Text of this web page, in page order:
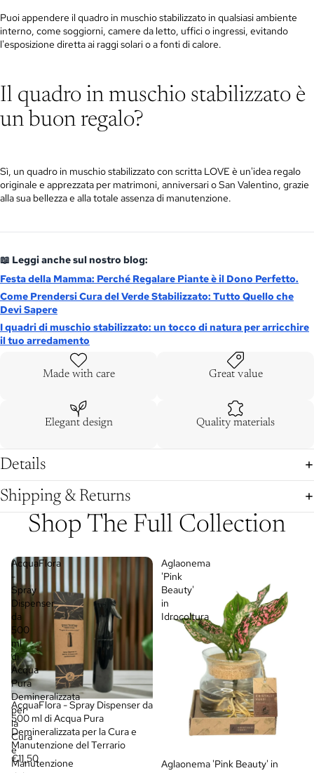
Puoi appendere il quadro in muschio stabilizzato in qualsiasi ambiente
interno, come soggiorni, camere da letto, uffici o ingressi, evitando
l'esposizione diretta ai raggi solari o a fonti di calore.
Il quadro in muschio stabilizzato è
un buon regalo?
Sì, un quadro in muschio stabilizzato con scritta LOVE è un'idea regalo
originale e apprezzata per matrimoni, anniversari o San Valentino, grazie
alla sua bellezza e alla totale assenza di manutenzione.
📖 Leggi anche sul nostro blog:
Festa della Mamma: Perché Regalare Piante è il Dono Perfetto.
Come Prendersi Cura del Verde Stabilizzato: Tutto Quello che
Devi Sapere
I quadri di muschio stabilizzato: un tocco di natura per arricchire
il tuo arredamento
Made with care Great value
Elegant design Quality materials
Details
Shipping & Returns
Shop The Full Collection
AcquaFlora
-
Spray
Dispenser
da
500
ml
di
Acqua
Pura
Demineralizzata
per
la
Cura
e
Manutenzione
AcquaFlora - Spray Dispenser da
500 ml di Acqua Pura
Demineralizzata per la Cura e
Manutenzione del Terrario
€11,50
Aglaonema
'Pink
Beauty'
in
Idrocoltura
Aglaonema 'Pink Beauty' in